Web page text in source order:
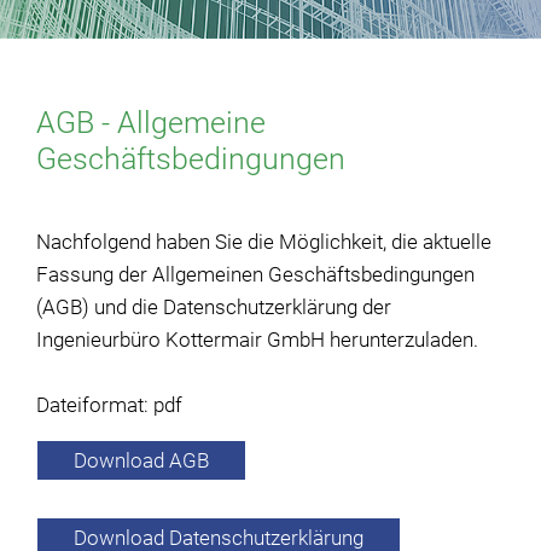
AGB - Allgemeine
Geschäftsbedingungen
Nachfolgend haben Sie die Möglichkeit, die aktuelle
Fassung der Allgemeinen Geschäftsbedingungen
(AGB) und die Datenschutzerklärung der
Ingenieurbüro Kottermair GmbH herunterzuladen.
Dateiformat: pdf
Download AGB
Download Datenschutzerklärung